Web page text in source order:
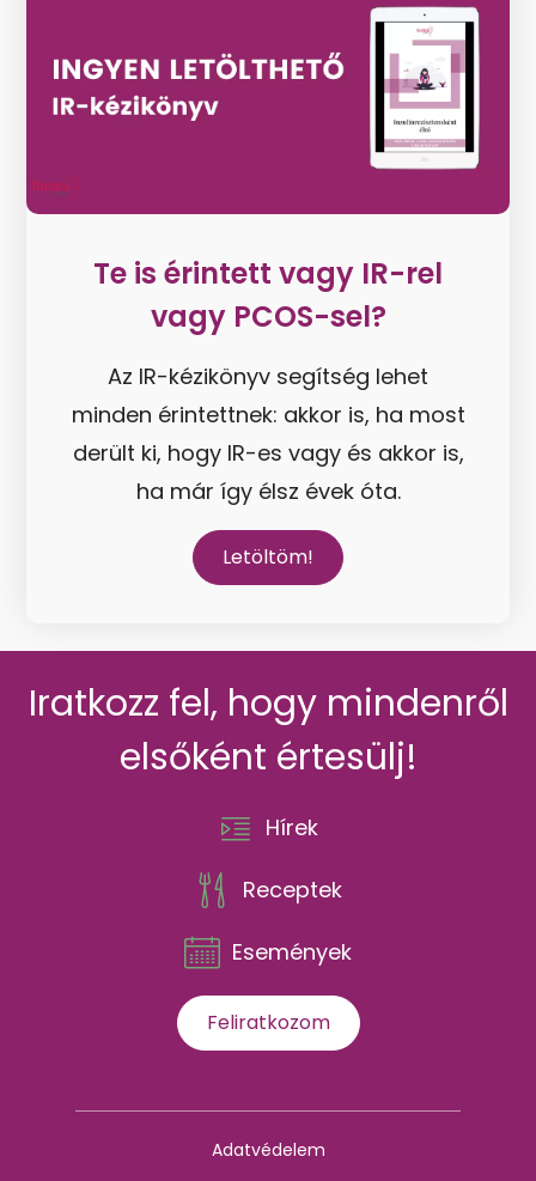
Te is érintett vagy IR-rel
vagy PCOS-sel?
Az IR-kézikönyv segítség lehet
minden érintettnek: akkor is, ha most
derült ki, hogy IR-es vagy és akkor is,
ha már így élsz évek óta.
Letöltöm!
Iratkozz fel, hogy mindenről
elsőként értesülj!
Hírek
Receptek
Események
Feliratkozom
Adatvédelem